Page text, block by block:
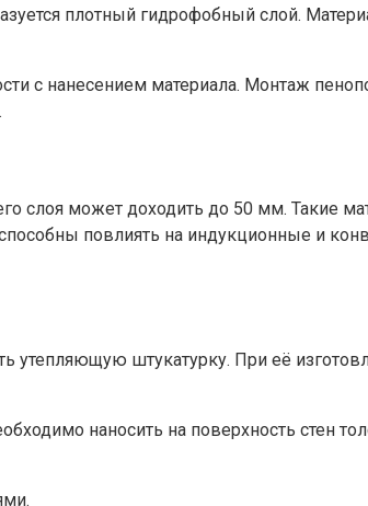
плотный гидрофобный слой.
с нанесением материала. Монтаж
слоя может доходить до 50 мм. Такие
повлиять на индукционные и
утепляющую штукатурку. При её
наносить на поверхность стен